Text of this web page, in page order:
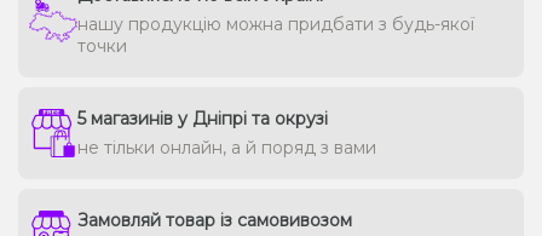
нашу продукцію можна придбати з будь-якої
точки
5 магазинів у Дніпрі та окрузі
не тільки онлайн, а й поряд з вами
Замовляй товар із самовивозом